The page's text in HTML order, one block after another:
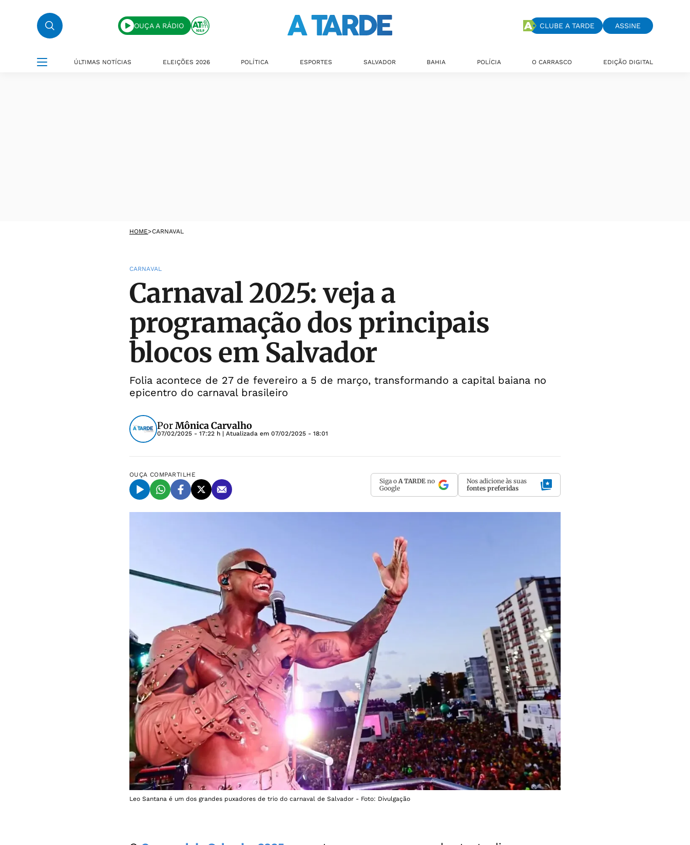
OUÇA A RÁDIO CLUBE A TARDE ASSINE
ÚLTIMAS NOTÍCIAS ELEIÇÕES 2026 POLÍTICA ESPORTES SALVADOR BAHIA POLÍCIA O CARRASCO EDIÇÃO DIGITAL
HOME>CARNAVAL
CARNAVAL
Carnaval 2025: veja a
programação dos principais
blocos em Salvador
Folia acontece de 27 de fevereiro a 5 de março, transformando a capital baiana no
epicentro do carnaval brasileiro
PorMônica Carvalho
07/02/2025 - 17:22 h | Atualizada em 07/02/2025 - 18:01
OUÇA COMPARTILHE
Siga o A TARDE no
Google
Nos adicione às suas
fontes preferidas
Leo Santana é um dos grandes puxadores de trio do carnaval de Salvador - Foto: Divulgação